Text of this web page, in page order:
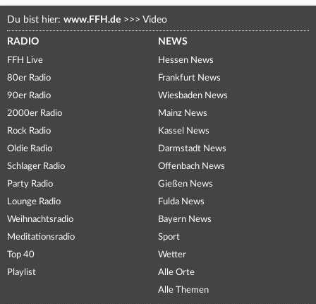
Du bist hier: www.FFH.de >>> Video
RADIO
FFH Live
80er Radio
90er Radio
2000er Radio
Rock Radio
Oldie Radio
Schlager Radio
Party Radio
Lounge Radio
Weihnachtsradio
Meditationsradio
Top 40
Playlist
NEWS
Hessen News
Frankfurt News
Wiesbaden News
Mainz News
Kassel News
Darmstadt News
Offenbach News
Gießen News
Fulda News
Bayern News
Sport
Wetter
Alle Orte
Alle Themen